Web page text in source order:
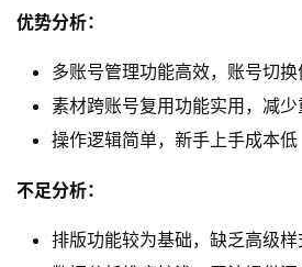
优势分析：
多账号管理功能高效，账号切换
素材跨账号复用功能实用，减
操作逻辑简单，新手上手成本低
不足分析：
排版功能较为基础，缺乏高级